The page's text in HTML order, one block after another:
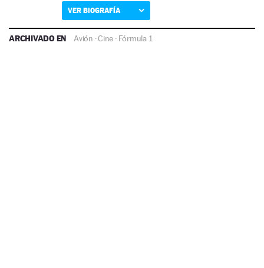
VER BIOGRAFÍA
ARCHIVADO EN Avión ·Cine · Fórmula 1